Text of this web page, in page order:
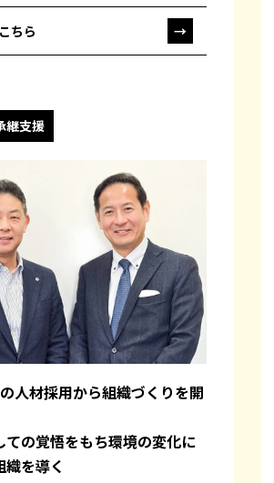
ちら →
継支援
人材採用から組織づくりを開
ての覚悟をもち環境の変化に
を導く